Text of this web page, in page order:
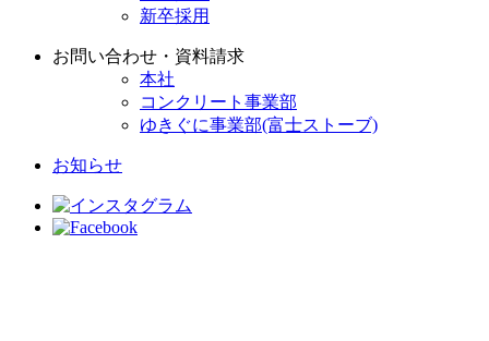
新卒採用
お問い合わせ・資料請求
本社
コンクリート事業部
ゆきぐに事業部(富士ストーブ)
お知らせ